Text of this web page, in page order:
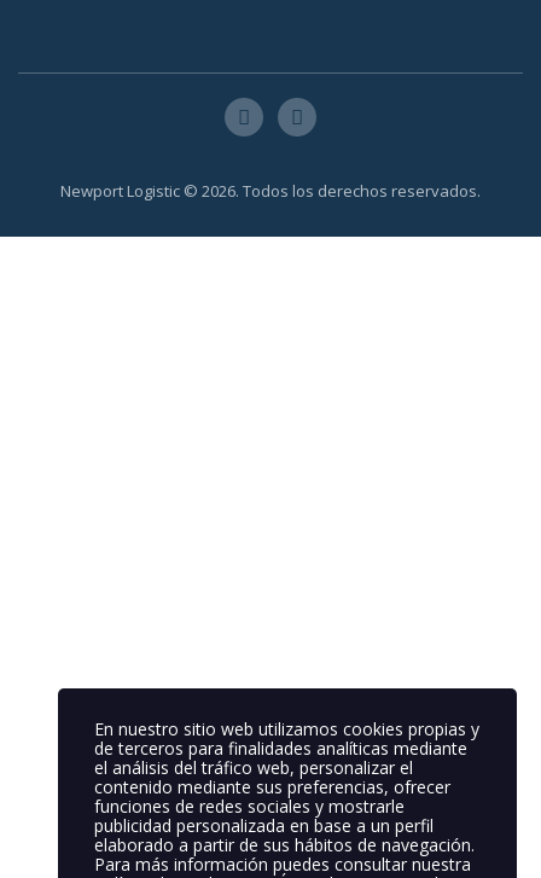
Newport Logistic © 2026. Todos los derechos reservados.
En nuestro sitio web utilizamos cookies propias y
de terceros para finalidades analíticas mediante
el análisis del tráfico web, personalizar el
contenido mediante sus preferencias, ofrecer
funciones de redes sociales y mostrarle
publicidad personalizada en base a un perfil
elaborado a partir de sus hábitos de navegación.
Para más información puedes consultar nuestra